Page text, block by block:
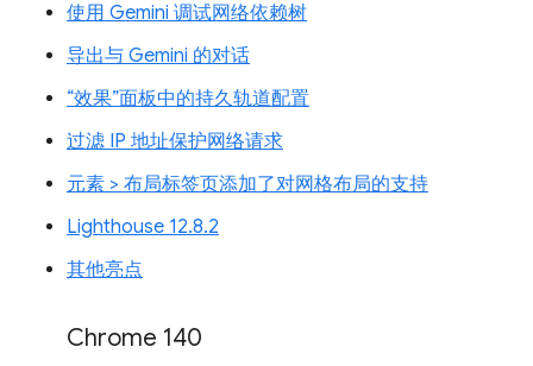
使用 Gemini 调试网络依赖树
导出与 Gemini 的对话
“效果”面板中的持久轨道配置
过滤 IP 地址保护网络请求
元素 > 布局标签页添加了对网格布局的支持
Lighthouse 12.8.2
其他亮点
Chrome 140